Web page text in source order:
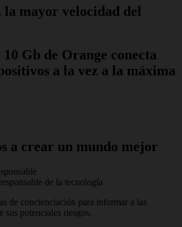
la mayor velocidad del
Gb de Orange conecta
a la vez a la máxima
a crear un mundo mejor
de la tecnología
de concienciación para informar a las
sus potenciales riesgos.